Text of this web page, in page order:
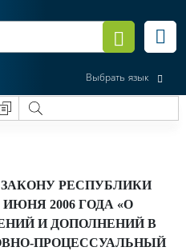
Выбрать язык
РЕСПУБЛИКИ
2006 ГОДА «О
И ДОПОЛНЕНИЙ В
ПРОЦЕССУАЛЬНЫЙ